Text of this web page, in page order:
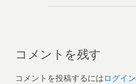
コメントを残す
コメントを投稿するにはログイン